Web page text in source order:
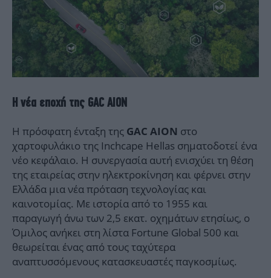
Η νέα εποχή της GAC AION
Η πρόσφατη ένταξη της GAC AION στο
χαρτοφυλάκιο της Inchcape Hellas σηματοδοτεί ένα
νέο κεφάλαιο. Η συνεργασία αυτή ενισχύει τη θέση
της εταιρείας στην ηλεκτροκίνηση και φέρνει στην
Ελλάδα μια νέα πρόταση τεχνολογίας και
καινοτομίας. Με ιστορία από το 1955 και
παραγωγή άνω των 2,5 εκατ. οχημάτων ετησίως, ο
Όμιλος ανήκει στη λίστα Fortune Global 500 και
θεωρείται ένας από τους ταχύτερα
αναπτυσσόμενους κατασκευαστές παγκοσμίως.